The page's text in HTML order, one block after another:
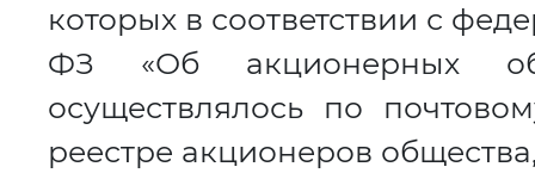
которых в соответствии с
ФЗ «Об акционерных
осуществлялось по
реестре акционеров